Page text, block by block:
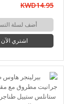
KWD14.95
أضف لسلة
اشتري الآن